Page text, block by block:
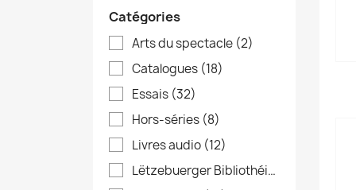
Catégories
Arts du spectacle (2)
Catalogues (18)
Essais (32)
Hors-séries (8)
Livres audio (12)
Lëtzebuerger Bibliothéik